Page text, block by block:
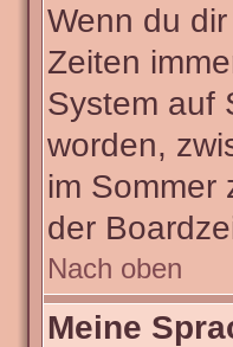
Wenn du
Zeiten
System auf
worden,
im Sommer
der
Nach oben
Meine